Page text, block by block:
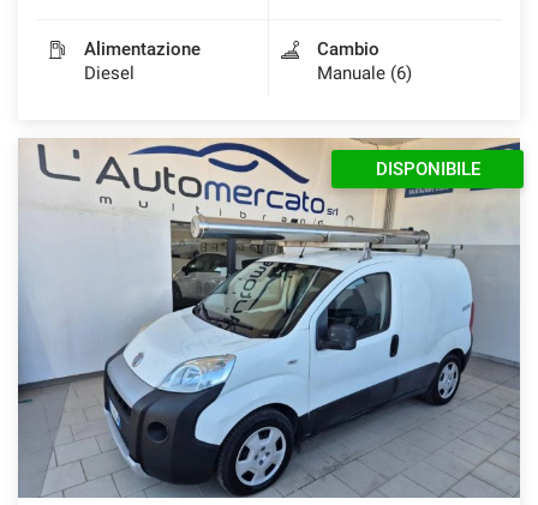
Alimentazione
Diesel
Cambio
Manuale (6)
DISPONIBILE